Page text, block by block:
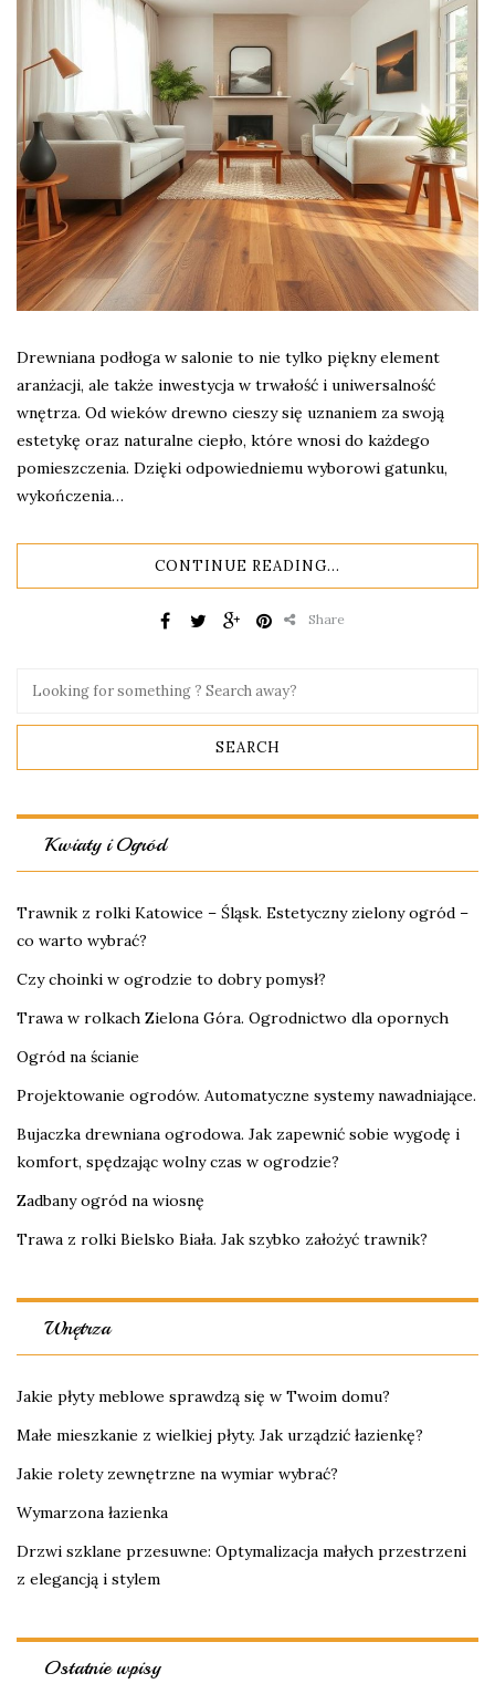
Drewniana podłoga w salonie to nie tylko piękny element
aranżacji, ale także inwestycja w trwałość i uniwersalność
wnętrza. Od wieków drewno cieszy się uznaniem za swoją
estetykę oraz naturalne ciepło, które wnosi do każdego
pomieszczenia. Dzięki odpowiedniemu wyborowi gatunku,
wykończenia…
CONTINUE READING...
Share
Kwiaty i Ogród
Trawnik z rolki Katowice – Śląsk. Estetyczny zielony ogród –
co warto wybrać?
Czy choinki w ogrodzie to dobry pomysł?
Trawa w rolkach Zielona Góra. Ogrodnictwo dla opornych
Ogród na ścianie
Projektowanie ogrodów. Automatyczne systemy nawadniające.
Bujaczka drewniana ogrodowa. Jak zapewnić sobie wygodę i
komfort, spędzając wolny czas w ogrodzie?
Zadbany ogród na wiosnę
Trawa z rolki Bielsko Biała. Jak szybko założyć trawnik?
Wnętrza
Jakie płyty meblowe sprawdzą się w Twoim domu?
Małe mieszkanie z wielkiej płyty. Jak urządzić łazienkę?
Jakie rolety zewnętrzne na wymiar wybrać?
Wymarzona łazienka
Drzwi szklane przesuwne: Optymalizacja małych przestrzeni
z elegancją i stylem
Ostatnie wpisy